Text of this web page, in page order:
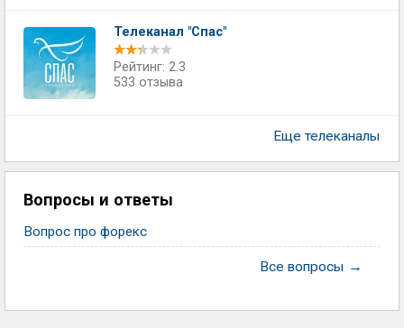
Телеканал "Спас"
Рейтинг: 2.3
533 отзыва
Еще телеканалы
Вопросы и ответы
Вопрос про форекс
Все вопросы →